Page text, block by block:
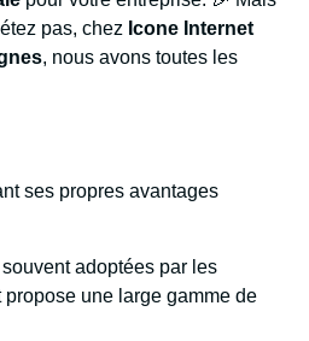
pas, chez Icone Internet
, nous avons toutes les
ses propres avantages
adoptées par les
une large gamme de